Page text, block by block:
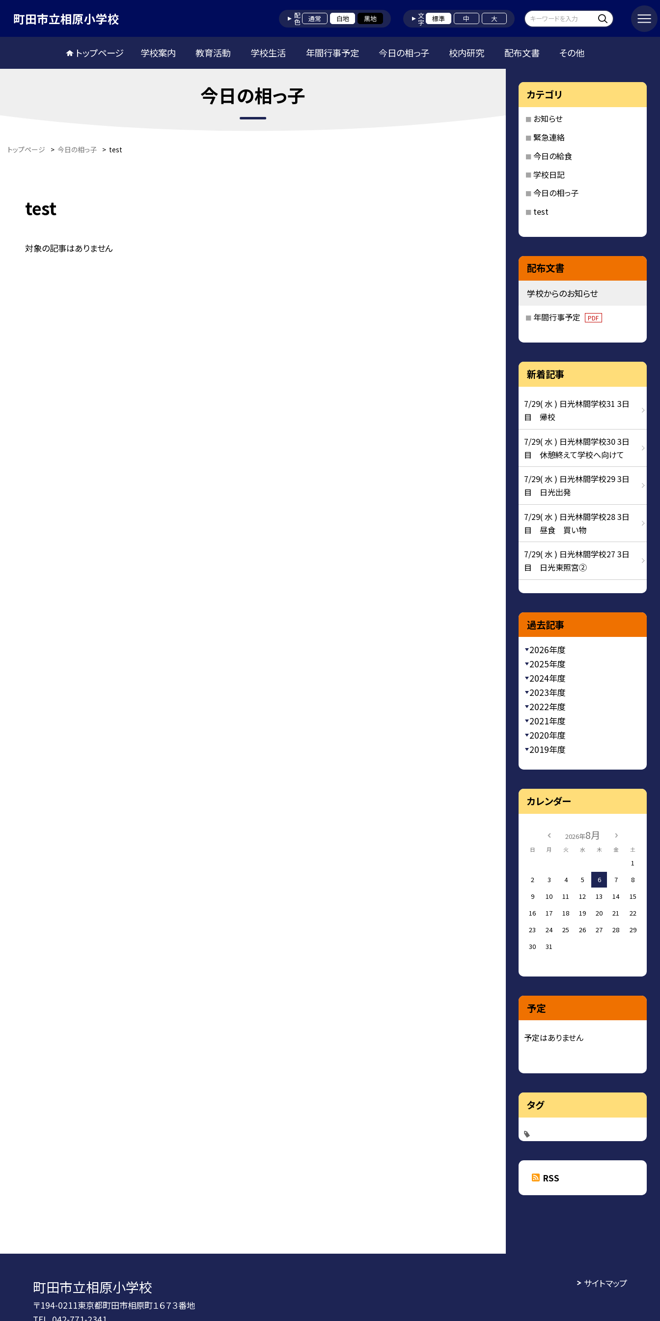
町田市立相原小学校 配色 通常 白地 黒地 文字 標準 中 大
トップページ 学校案内 教育活動 学校生活 年間行事予定 今日の相っ子 校内研究 配布文書 その他
今日の相っ子
トップページ > 今日の相っ子 > test
test
対象の記事はありません
カテゴリ
お知らせ
緊急連絡
今日の給食
学校日記
今日の相っ子
test
配布文書
学校からのお知らせ
年間行事予定 PDF
新着記事
7/29( 水 ) 日光林間学校31 3日
目 帰校
7/29( 水 ) 日光林間学校30 3日
目 休憩終えて学校へ向けて
7/29( 水 ) 日光林間学校29 3日
目 日光出発
7/29( 水 ) 日光林間学校28 3日
目 昼食 買い物
7/29( 水 ) 日光林間学校27 3日
目 日光東照宮②
過去記事
2026年度
2025年度
2024年度
2023年度
2022年度
2021年度
2020年度
2019年度
カレンダー
2026年8月
日 月 火 水 木 金 土
1
2
3 4 5 6 7
8
9
10 11 12 13 14
15
16
17 18 19 20 21
22
23
24 25 26 27 28
29
30
31
予定
予定はありません
タグ
RSS
町田市立相原小学校
〒194-0211東京都町田市相原町１６７３番地
サイトマップ